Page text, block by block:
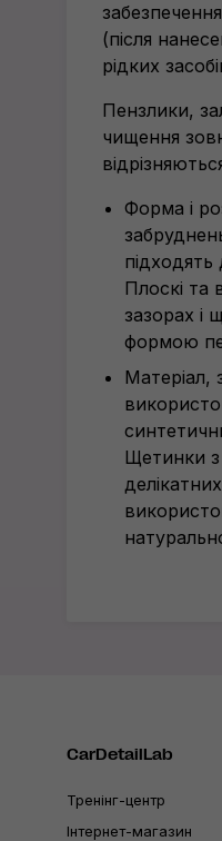
(після
рідких
Пензлики,
чищення
Форма і
Плоскі та
зазорах і
формою
Матеріал,
Щетинки з
CarDetailLab
Тренінг-центр
Інтернет-магазин